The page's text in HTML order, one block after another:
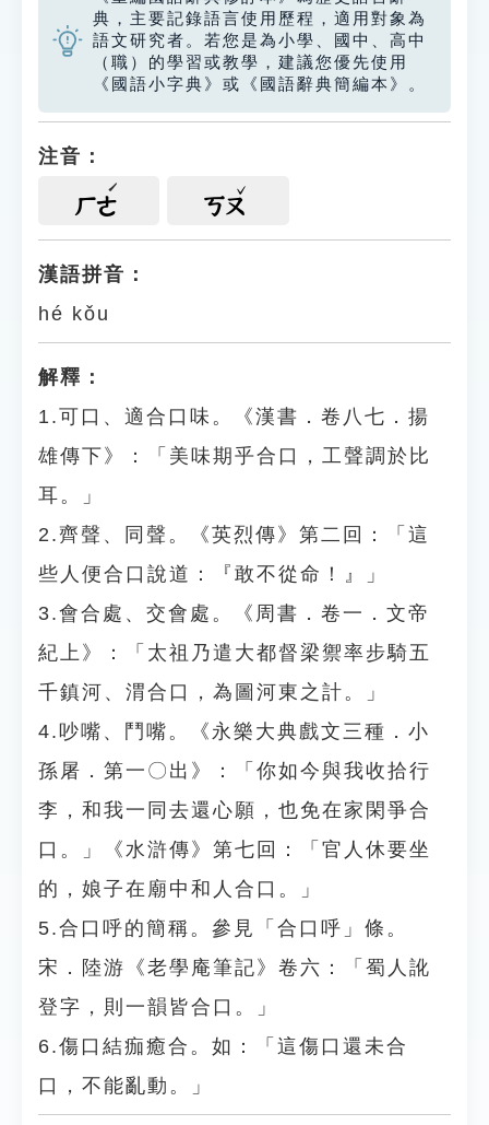
遊戲專區
教學應用
貓頭鷹博士
典，主要記錄語言使用歷程，適用對象為
語文研究者。若您是為小學、國中、高中
（職）的學習或教學，建議您優先使用
《國語小字典》或《國語辭典簡編本》。
注音：
ㄏㄜ ㄎㄡ
漢語拼音：
hé kǒu
解釋：
1.可口、適合口味。《漢書．卷八七．揚
雄傳下》：「美味期乎合口，工聲調於比
耳。」
2.齊聲、同聲。《英烈傳》第二回：「這
些人便合口說道：『敢不從命！』」
3.會合處、交會處。《周書．卷一．文帝
紀上》：「太祖乃遣大都督梁禦率步騎五
千鎮河、渭合口，為圖河東之計。」
4.吵嘴、鬥嘴。《永樂大典戲文三種．小
孫屠．第一〇出》：「你如今與我收拾行
李，和我一同去還心願，也免在家閑爭合
口。」《水滸傳》第七回：「官人休要坐
的，娘子在廟中和人合口。」
5.合口呼的簡稱。參見「合口呼」條。
宋．陸游《老學庵筆記》卷六：「蜀人訛
登字，則一韻皆合口。」
6.傷口結痂癒合。如：「這傷口還未合
口，不能亂動。」